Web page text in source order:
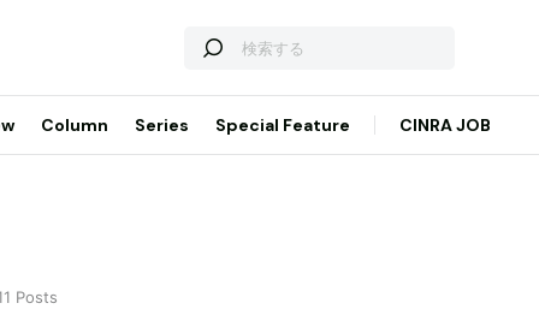
Column Series Special Feature CINRA JOB
Posts